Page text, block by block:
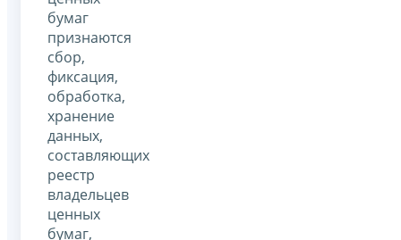
бумаг
признаются
сбор,
фиксация,
обработка,
хранение
данных,
составляющих
реестр
владельцев
ценных
бумаг,